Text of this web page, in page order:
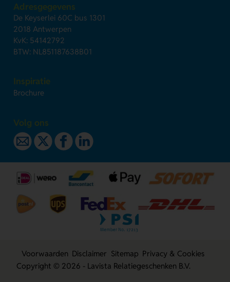
Adresgegevens
De Keyserlei 60C bus 1301
2018 Antwerpen
KvK: 54142792
BTW: NL851187638B01
Inspiratie
Brochure
Volg ons
Voorwaarden Disclaimer Sitemap Privacy & Cookies
Copyright © 2026 - Lavista Relatiegeschenken B.V.